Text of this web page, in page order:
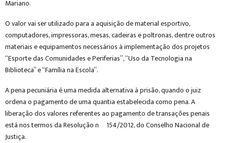
Mariano.
O valor vai ser utilizado para a aquisição de material esportivo,
computadores, impressoras, mesas, cadeiras e poltronas, dentre outros
materiais e equipamentos necessários à implementação dos projetos
“Esporte das Comunidades e Periferias”, “Uso da Tecnologia na
Biblioteca” e “Família na Escola”.
A pena pecuniária é uma medida alternativa à prisão, quando o juiz
ordena o pagamento de uma quantia estabelecida como pena. A
liberação dos valores referentes ao pagamento de transações penais
está nos termos da Resolução nº 154/2012, do Conselho Nacional de
Justiça.